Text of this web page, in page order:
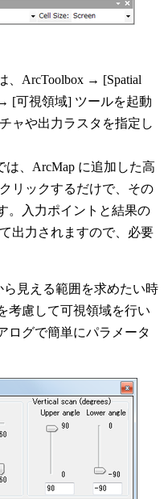
、ArcToolbox → [Spatial
[可視領域] ツールを起動
ャや出力ラスタを指定し
は、ArcMap に追加した高
リックするだけで、その
。入力ポイントと結果の
出力されますので、必要
見える範囲を求めたい時
考慮して可視領域を行い
ログで簡単にパラメータ